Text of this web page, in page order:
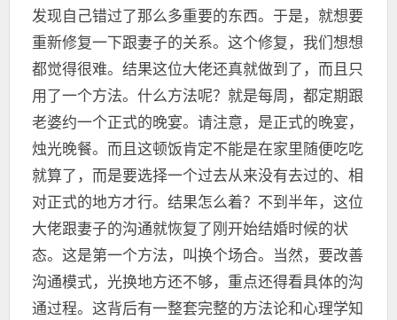
发现自己错过了那么多重要的东西。于是，就想要
重新修复一下跟妻子的关系。这个修复，我们想想
都觉得很难。结果这位大佬还真就做到了，而且只
用了一个方法。什么方法呢？就是每周，都定期跟
老婆约一个正式的晚宴。请注意，是正式的晚宴，
烛光晚餐。而且这顿饭肯定不能是在家里随便吃吃
就算了，而是要选择一个过去从来没有去过的、相
对正式的地方才行。结果怎么着？不到半年，这位
大佬跟妻子的沟通就恢复了刚开始结婚时候的状
态。这是第一个方法，叫换个场合。当然，要改善
沟通模式，光换地方还不够，重点还得看具体的沟
通过程。这背后有一整套完整的方法论和心理学知